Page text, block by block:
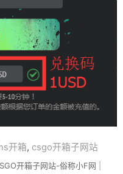
开箱, csgo开箱子网站
开箱子网站-俗称小F网